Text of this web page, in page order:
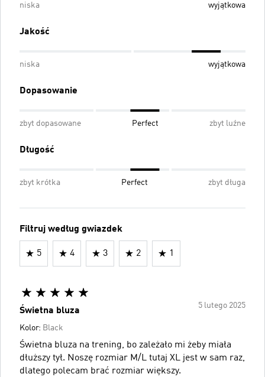
niska wyjątkowa
Jakość
niska wyjątkowa
Dopasowanie
zbyt dopasowane Perfect zbyt luźne
Długość
zbyt krótka Perfect zbyt długa
Filtruj według gwiazdek
5 4 3 2 1
5 lutego 2025
Świetna bluza
Kolor: Black
Świetna bluza na trening, bo zależało mi żeby miała
dłuższy tył. Noszę rozmiar M/L tutaj XL jest w sam raz,
dlatego polecam brać rozmiar większy.